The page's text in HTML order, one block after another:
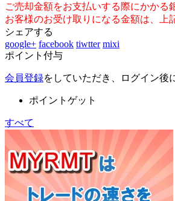
ご売却金額をお支払いする際にかかる
お客様のお受け取りになる金額は、上
シェアする
google+ facebook tiwtter mixi
ポイント付与
会員登録をしていただき、ログイン後
ポイントゲット
すべて